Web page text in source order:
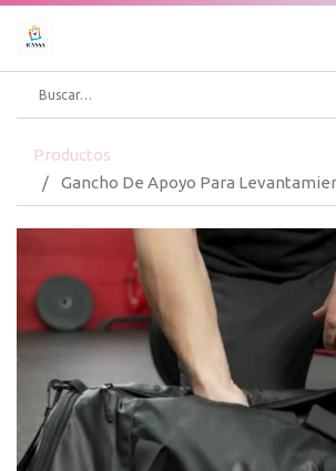
Productos
Gancho De Apoyo Para